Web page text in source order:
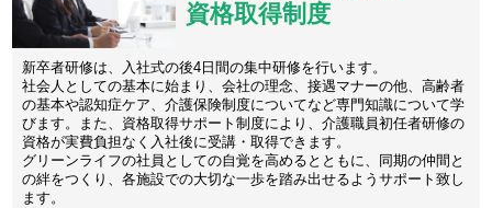
資格取得制度
新卒者研修は、入社式の後4日間の集中研修を行います。
社会人としての基本に始まり、会社の理念、接遇マナーの他、高齢者
の基本や認知症ケア、介護保険制度についてなど専門知識について学
びます。また、資格取得サポート制度により、介護職員初任者研修の
資格が実費負担なく入社後に受講・取得できます。
グリーンライフの社員としての自覚を高めるとともに、同期の仲間と
の絆をつくり、各施設での大切な一歩を踏み出せるようサポート致し
ます。